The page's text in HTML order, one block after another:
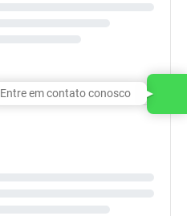
Entre em contato conosco